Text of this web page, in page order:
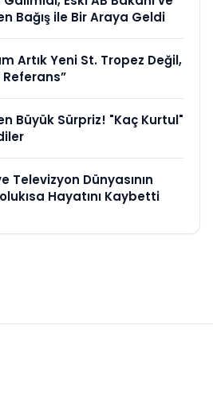
Bağış ile Bir Araya Geldi
Artık Yeni St. Tropez Değil,
Referans”
Büyük Sürpriz! "Kaç Kurtul"
Televizyon Dünyasının
Hayatını Kaybetti